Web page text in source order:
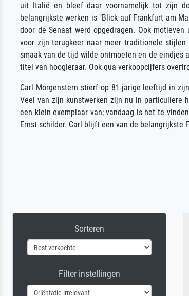
uit Italië en bleef daar voornamelijk tot zijn
belangrijkste werken is "Blick auf Frankfurt am
door de Senaat werd opgedragen. Ook
voor zijn terugkeer naar meer traditionele
smaak van de tijd wilde ontmoeten en de eindjes
titel van hoogleraar. Ook qua verkoopcijfers
Carl Morgenstern stierf op 81-jarige leeftijd in
Veel van zijn kunstwerken zijn nu in particuliere
een klein exemplaar van; vandaag is het te
Ernst schilder. Carl blijft een van de belangrijkste
Sorteren
Filter instellingen